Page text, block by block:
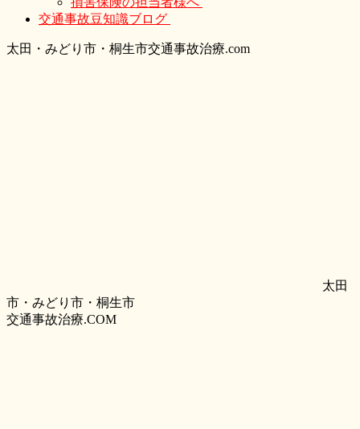
交通事故豆知識ブログ
太田・ みどり 市・ 桐生市交通事故治療.com
太田
市・みどり市・桐生市
交通事故治療.COM